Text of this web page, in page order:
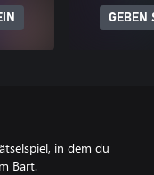
GEBEN
in dem du
Bart.